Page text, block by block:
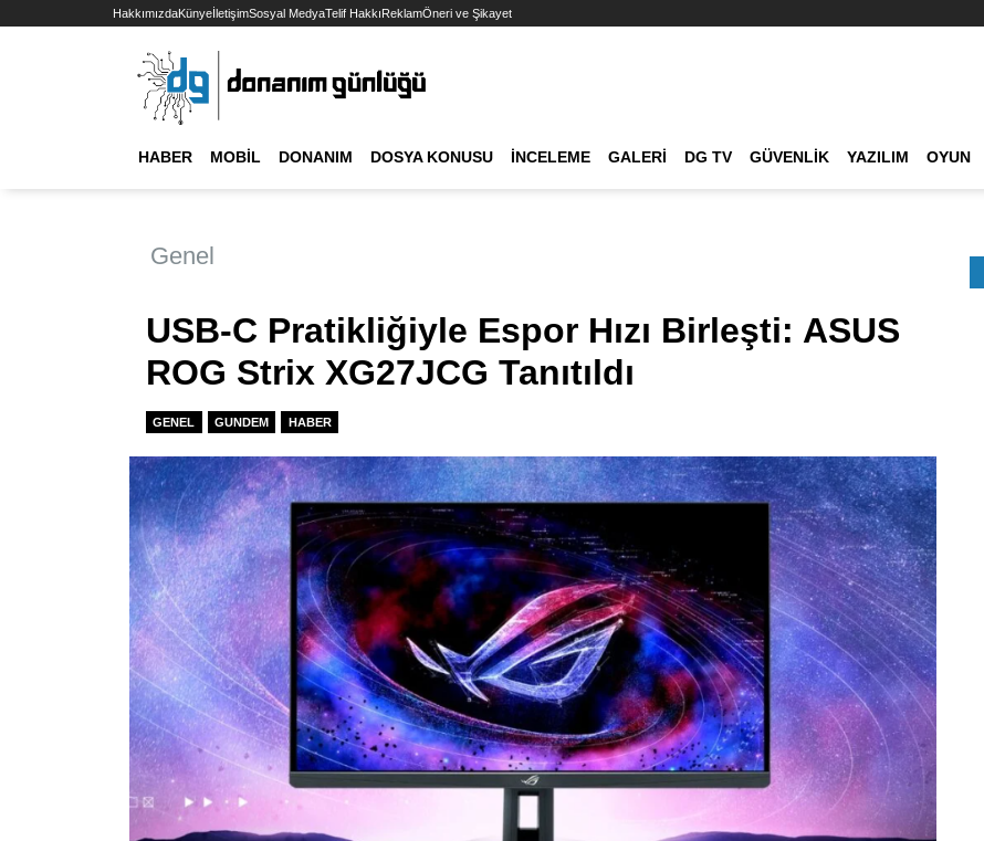
HakkımızdaKünyeİletişimSosyal MedyaTelif HakkıReklamÖneri ve Şikayet
HABER MOBIL DONANIM DOSYA KONUSU İNCELEME GALERI DG TV GÜVENLIK YAZILIM OYUN
Genel
USB-C Pratikliğiyle Espor Hızı Birleşti: ASUS
ROG Strix XG27JCG Tanıtıldı
GENEL GUNDEM HABER